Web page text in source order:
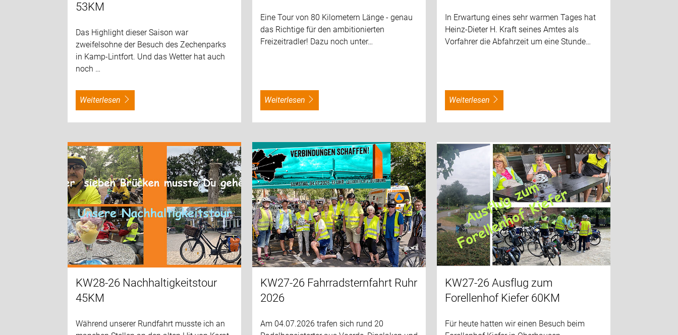
53KM
Das Highlight dieser Saison war
zweifelsohne der Besuch des Zechenparks
in Kamp-Lintfort. Und das Wetter hat auch
noch …
weiterlesen
Eine Tour von 80 Kilometern Länge - genau
das Richtige für den ambitionierten
Freizeitradler! Dazu noch unter…
weiterlesen
In Erwartung eines sehr warmen Tages hat
Heinz-Dieter H. Kraft seines Amtes als
Vorfahrer die Abfahrzeit um eine Stunde…
weiterlesen
KW28-26 Nachhaltigkeitstour
45KM
Während unserer Rundfahrt musste ich an
KW27-26 Fahrradsternfahrt Ruhr
2026
Am 04.07.2026 trafen sich rund 20
KW27-26 Ausflug zum
Forellenhof Kiefer 60KM
Für heute hatten wir einen Besuch beim